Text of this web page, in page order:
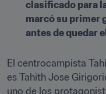
clasificado para
marcó su primer
antes de quedar
El centrocampista
es Tahith Jose
uno de los